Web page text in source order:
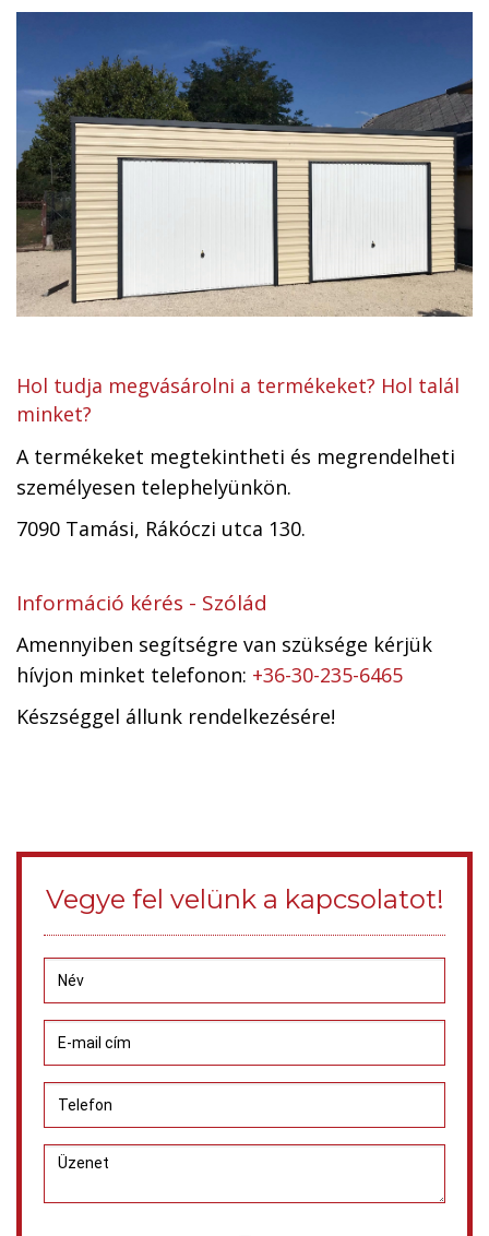
Hol tudja megvásárolni a termékeket? Hol talál
minket?
A termékeket megtekintheti és megrendelheti
személyesen telephelyünkön.
7090 Tamási, Rákóczi utca 130.
Információ kérés - Szólád
Amennyiben segítségre van szüksége kérjük
hívjon minket telefonon: +36-30-235-6465
Készséggel állunk rendelkezésére!
Vegye fel velünk a kapcsolatot!